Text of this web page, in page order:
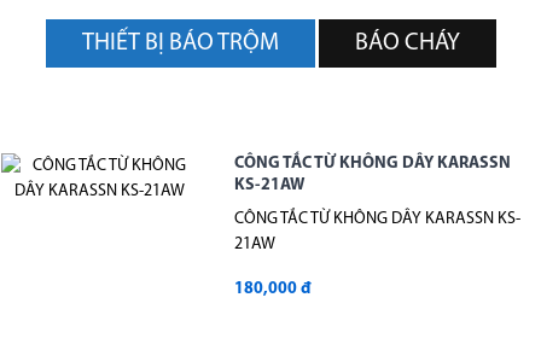
THIẾT BỊ BÁO TRỘM BÁO CHÁY
CÔNG TẮC TỪ KHÔNG DÂY KARASSN
KS-21AW
CÔNG TẮC TỪ KHÔNG DÂY KARASSN KS-
21AW
180,000 đ